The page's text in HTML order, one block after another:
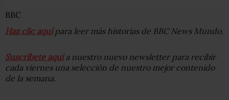
BBC
Haz clic aquípara leer más historias de BBC News Mundo.
Suscríbete aquía nuestro nuevo newsletter para recibir
cada viernes una selección de nuestro mejor contenido
de la semana.